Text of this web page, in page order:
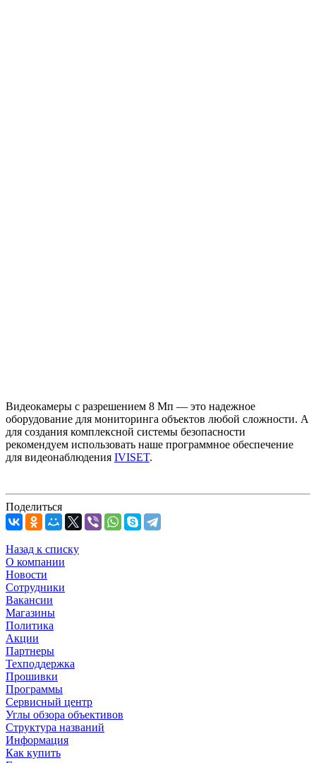
Видеокамеры с разрешением 8 Мп — это надежное
оборудование для мониторинга объектов любой сложности. А
для создания комплексной системы безопасности
рекомендуем использовать наше программное обеспечение
для видеонаблюдения IVISET.
Поделиться
Назад к списку
О компании
Новости
Сотрудники
Вакансии
Магазины
Политика
Акции
Партнеры
Техподдержка
Прошивки
Программы
Сервисный центр
Углы обзора объективов
Структура названий
Информация
Как купить